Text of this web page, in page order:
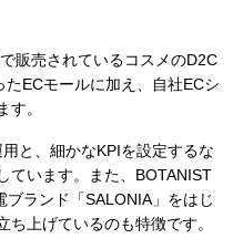
販売されているコスメのD2C
ECモールに加え、自社ECシ
す。
と、細かなKPIを設定するな
ています。また、BOTANIST
ランド「SALONIA」をはじ
上げているのも特徴です。